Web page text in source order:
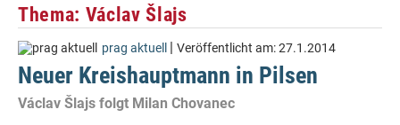
Thema: Václav Šlajs
prag aktuell | Veröffentlicht am:27.1.2014
Neuer Kreishauptmann in Pilsen
Václav Šlajs folgt Milan Chovanec